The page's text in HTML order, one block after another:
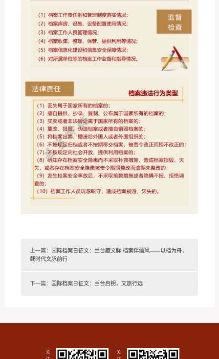
上一篇：
国际档案日征文：兰台藏文脉 档案伴儒风——以档为舟，
载时代文脉前行
下一篇： 国际档案日征文：兰台启钥，文旅行远
关
关